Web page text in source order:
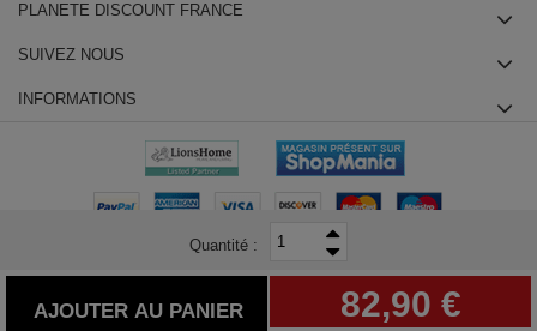
82,90 €
Quantité :
AJOUTER AU PANIER
PLANETE DISCOUNT FRANCE
SUIVEZ NOUS
INFORMATIONS
chemin des Groseilliers 91760 ITTEVILLE - Téléphone : +33180855415